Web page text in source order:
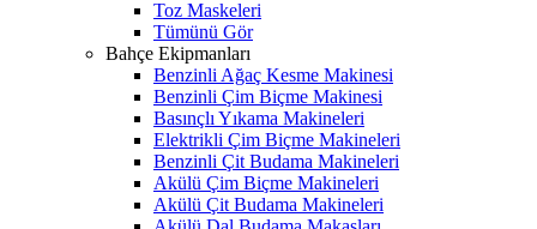
Toz Maskeleri
Tümünü Gör
Bahçe Ekipmanları
Benzinli Ağaç Kesme Makinesi
Benzinli Çim Biçme Makinesi
Basınçlı Yıkama Makineleri
Elektrikli Çim Biçme Makineleri
Benzinli Çit Budama Makineleri
Akülü Çim Biçme Makineleri
Akülü Çit Budama Makineleri